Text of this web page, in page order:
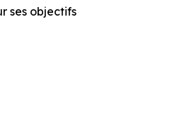
ses objectifs